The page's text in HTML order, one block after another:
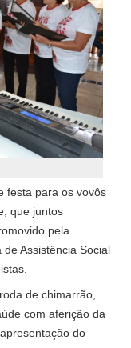
festa para os vovôs
que juntos
pela
Assistência Social
de chimarrão,
com aferição da
do